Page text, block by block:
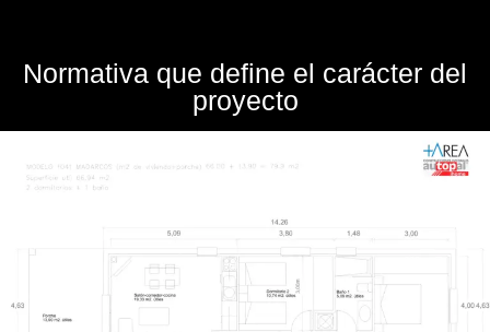
Normativa que define el carácter del
proyecto